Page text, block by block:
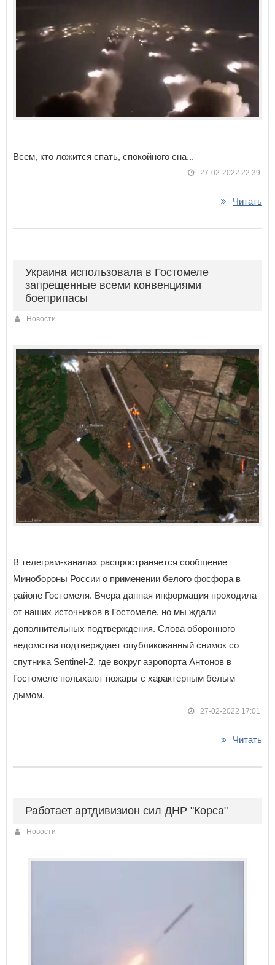
Всем, кто ложится спать, спокойного сна...
27-02-2022 22:39
Читать
Украина использовала в Гостомеле
запрещенные всеми конвенциями
боеприпасы
Новости
В телеграм-каналах распространяется сообщение
Минобороны России о применении белого фосфора в
районе Гостомеля. Вчера данная информация проходила
от наших источников в Гостомеле, но мы ждали
дополнительных подтверждения. Слова оборонного
ведомства подтверждает опубликованный снимок со
спутника Sentinel-2, где вокруг аэропорта Антонов в
Гостомеле полыхают пожары с характерным белым
дымом.
27-02-2022 17:01
Читать
Работает артдивизион сил ДНР "Корса"
Новости